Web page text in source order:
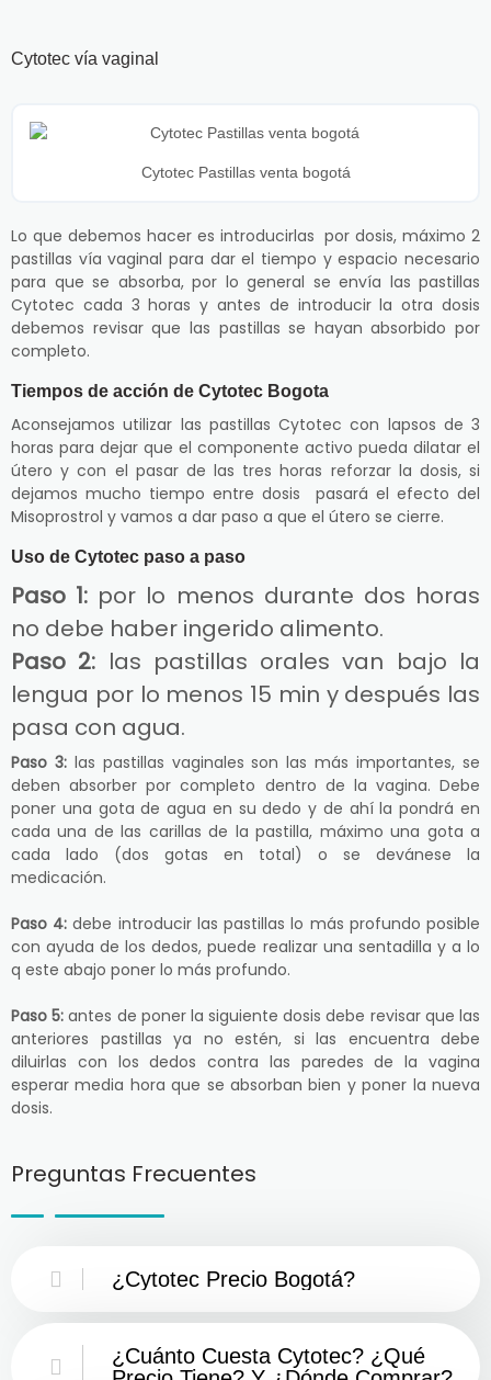
Cytotec vía vaginal
Cytotec Pastillas venta bogotá
Lo que debemos hacer es introducirlas por dosis, máximo 2
pastillas vía vaginal para dar el tiempo y espacio necesario
para que se absorba, por lo general se envía las pastillas
Cytotec cada 3 horas y antes de introducir la otra dosis
debemos revisar que las pastillas se hayan absorbido por
completo.
Tiempos de acción de Cytotec Bogota
Aconsejamos utilizar las pastillas Cytotec con lapsos de 3
horas para dejar que el componente activo pueda dilatar el
útero y con el pasar de las tres horas reforzar la dosis, si
dejamos mucho tiempo entre dosis pasará el efecto del
Misoprostrol y vamos a dar paso a que el útero se cierre.
Uso de Cytotec paso a paso
Paso 1: por lo menos durante dos horas
no debe haber ingerido alimento.
Paso 2: las pastillas orales van bajo la
lengua por lo menos 15 min y después las
pasa con agua.
Paso 3:las pastillas vaginales son las más importantes, se
deben absorber por completo dentro de la vagina. Debe
poner una gota de agua en su dedo y de ahí la pondrá en
cada una de las carillas de la pastilla, máximo una gota a
cada lado (dos gotas en total) o se devánese la
medicación.
Paso 4: debe introducir las pastillas lo más profundo posible
con ayuda de los dedos, puede realizar una sentadilla y a lo
q este abajo poner lo más profundo.
Paso 5: antes de poner la siguiente dosis debe revisar que las
anteriores pastillas ya no estén, si las encuentra debe
diluirlas con los dedos contra las paredes de la vagina
esperar media hora que se absorban bien y poner la nueva
dosis.
Preguntas Frecuentes
¿Cytotec Precio Bogotá?
¿Cuánto Cuesta Cytotec? ¿Qué